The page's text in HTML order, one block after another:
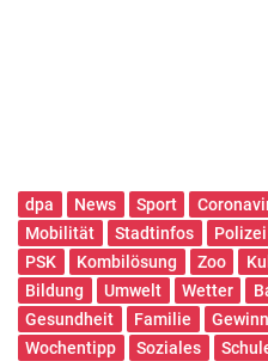
dpa News Sport
Mobilität
Stadtinfos Polizei
PSK
Kombilösung Zoo
Bildung
Umwelt Wetter
Gesundheit
Familie
Wochentipp
Soziales